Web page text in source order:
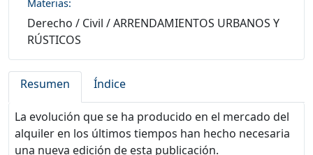
Materias:
Derecho / Civil /ARRENDAMIENTOS URBANOS Y
RÚSTICOS
Resumen Índice
La evolución que se ha producido en el mercado del
alquiler en los últimos tiempos han hecho necesaria
una nueva edición de esta publicación.